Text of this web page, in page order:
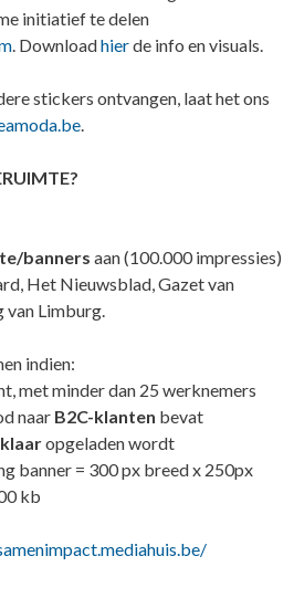
initiatief te delen
. Downloadhierde info en visuals.
stickers ontvangen, laat het ons
.
banners aan (100.000 impressies)
Het Nieuwsblad, Gazet van
van Limburg.
indien:
met minder dan 25 werknemers
naar B2C-klanten bevat
opgeladen wordt
banner = 300 px breed x 250px
kb